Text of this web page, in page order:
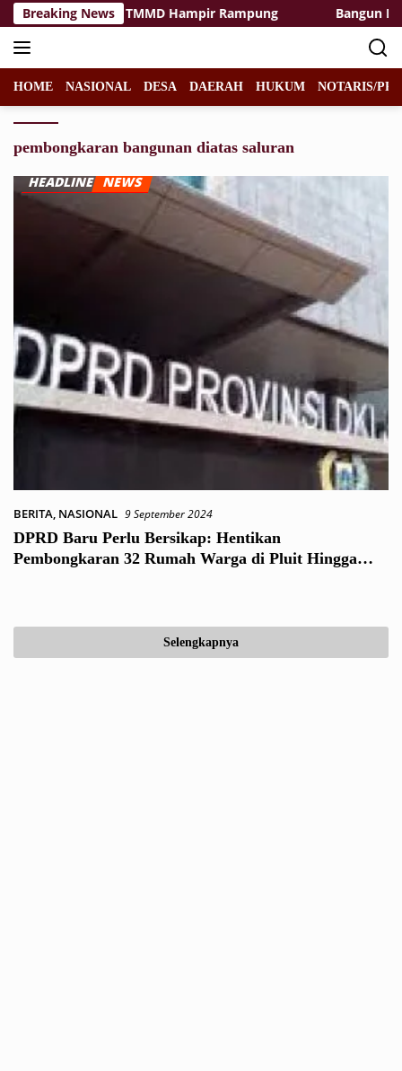
Langsung
ke
konten
Breaking News
Rest Area TMMD Hampir Rampung Bangun
HOME NASIONAL DESA DAERAH HUKUM NOTARIS/
pembongkaran bangunan diatas saluran
BERITA, NASIONAL 9 September 2024
DPRD Baru Perlu Bersikap: Hentikan
Pembongkaran 32 Rumah Warga di Pluit Hingga
Selengkapnya